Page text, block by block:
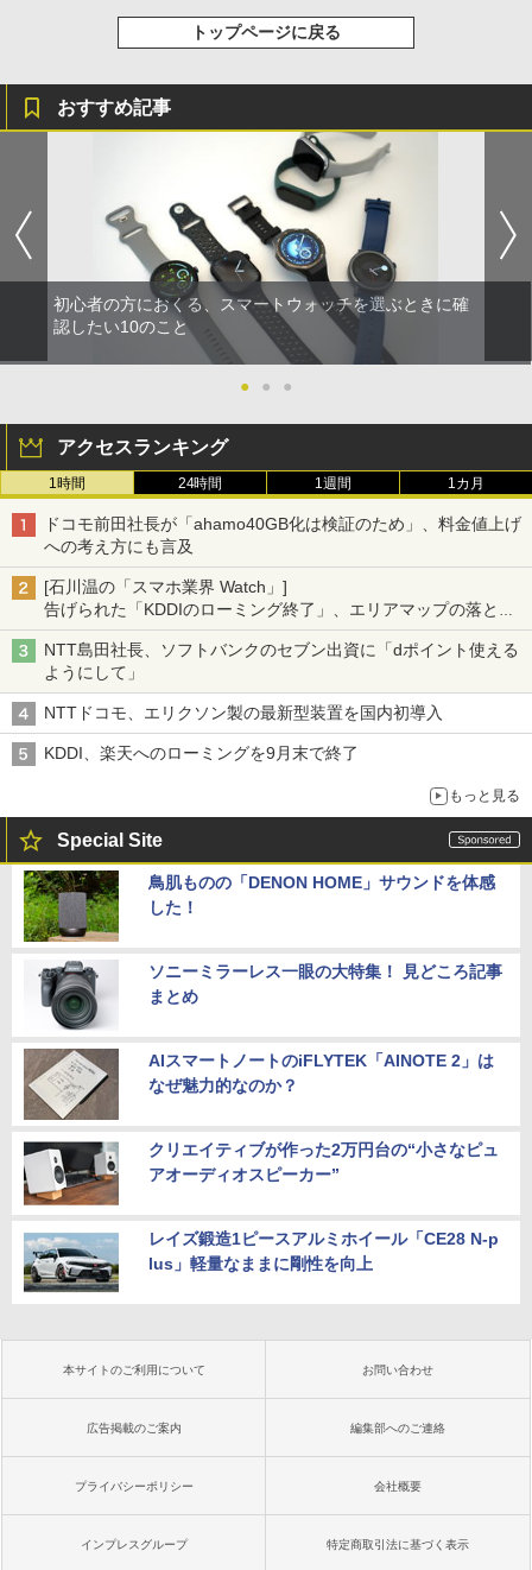
トップページに戻る
おすすめ記事
初心者の方におくる、スマートウォッチを選ぶときに確
認したい10のこと
● ● ●
アクセスランキング
1時間 24時間 1週間 1カ月
ドコモ前田社長が「ahamo40GB化は検証のため」、料金値上げ
への考え方にも言及
[石川温の「スマホ業界 Watch」]
告げられた「KDDIのローミング終了」、エリアマップの落とし
穴と楽天モバイルの課題
NTT島田社長、ソフトバンクのセブン出資に「dポイント使える
ようにして」
NTTドコモ、エリクソン製の最新型装置を国内初導入
KDDI、楽天へのローミングを9月末で終了
もっと見る
Special Site
鳥肌ものの「DENON HOME」サウンドを体感
した！
ソニーミラーレス一眼の大特集！ 見どころ記事
まとめ
AIスマートノートのiFLYTEK「AINOTE 2」は
なぜ魅力的なのか？
クリエイティブが作った2万円台の“小さなピュ
アオーディオスピーカー”
レイズ鍛造1ピースアルミホイール「CE28 N-p
lus」軽量なままに剛性を向上
本サイトのご利用について お問い合わせ
広告掲載のご案内 編集部へのご連絡
プライバシーポリシー 会社概要
インプレスグループ 特定商取引法に基づく表示